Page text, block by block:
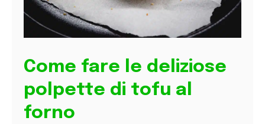
Come fare le deliziose
polpette di tofu al
forno